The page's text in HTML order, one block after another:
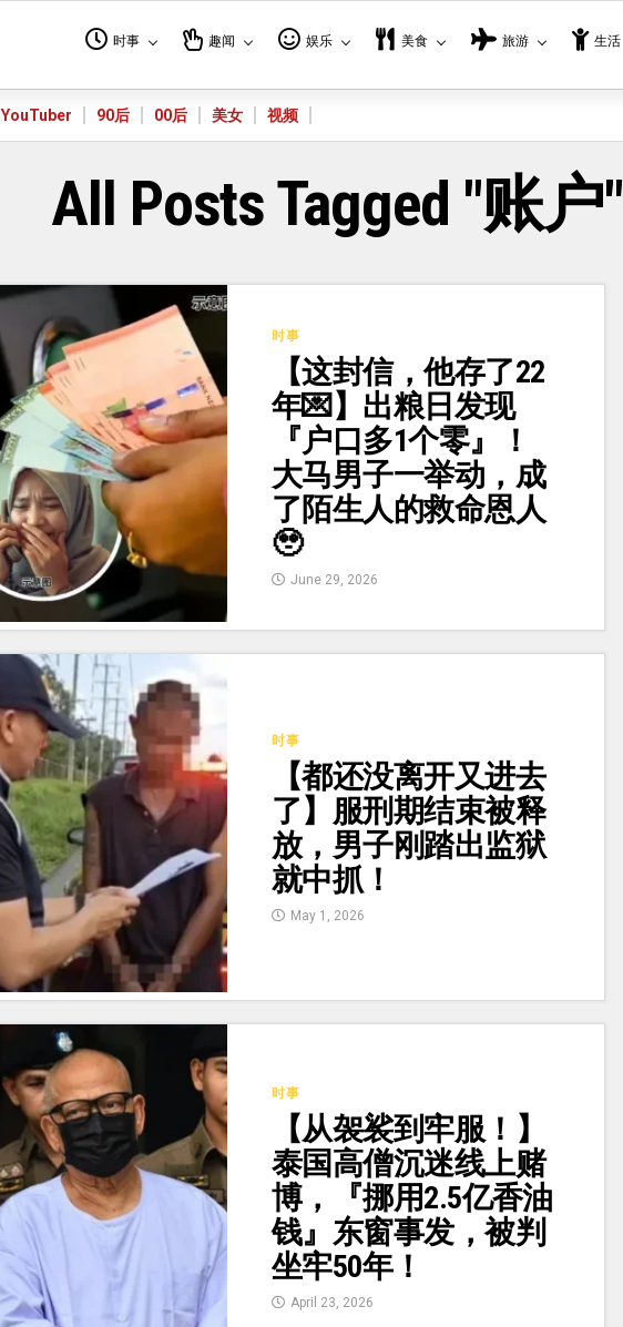
时事 趣闻 娱乐 美食 旅游 生活
YouTuber 90后 00后 美女 视频
All Posts Tagged "账户"
时事
【这封信，他存了22
年💌】出粮日发现
『户口多1个零』！
大马男子一举动，成
了陌生人的救命恩人
🥹
June 29, 2026
时事
【都还没离开又进去
了】服刑期结束被释
放，男子刚踏出监狱
就中抓！
May 1, 2026
时事
【从袈裟到牢服！】
泰国高僧沉迷线上赌
博，『挪用2.5亿香油
钱』东窗事发，被判
坐牢50年！
April 23, 2026